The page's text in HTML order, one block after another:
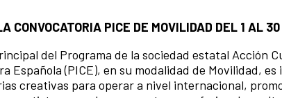
CONVOCATORIA PICE DE MOVILIDAD DEL 1 AL
del Programa de la sociedad estatal Acción
Española (PICE), en su modalidad de Movilidad,
creativas para operar a nivel internacional,